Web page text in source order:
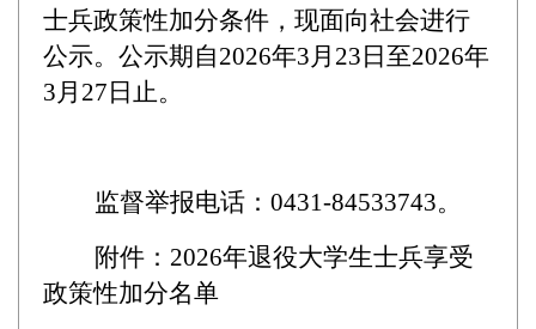
士兵政策性加分条件，现面向社会进行
公示。公示期自2026年3月23日至2026年
3月27日止。
监督举报电话： 0431-84533743。
附件： 2026年退役大学生士兵享受
政策性加分名单